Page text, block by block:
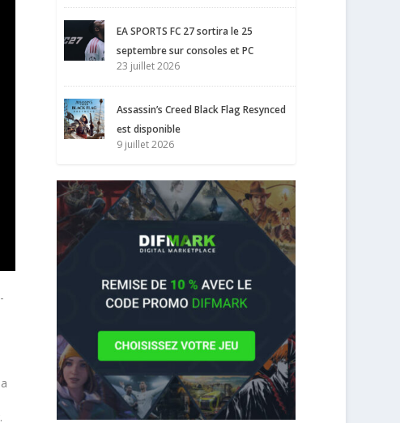
EA SPORTS FC 27 sortira le 25
septembre sur consoles et PC
23 juillet 2026
Assassin’s Creed Black Flag Resynced
est disponible
9 juillet 2026